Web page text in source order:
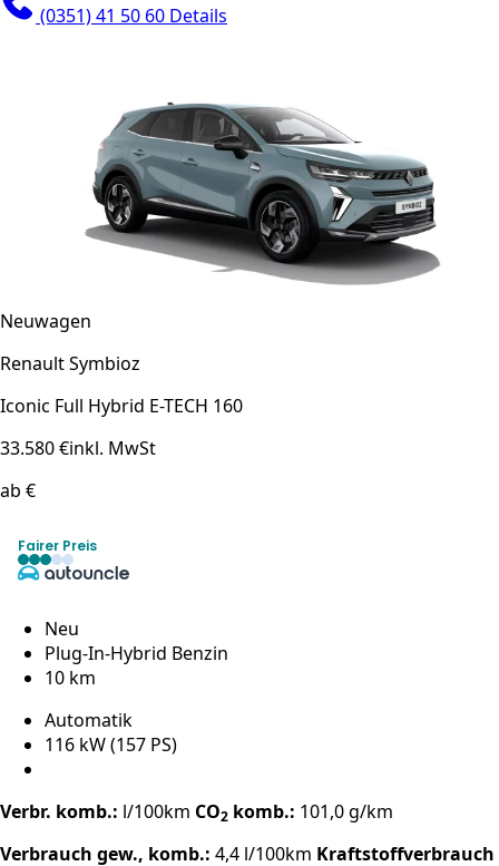
(0351) 41 50 60 Details
Neuwagen
Renault Symbioz
Iconic Full Hybrid E-TECH 160
33.580 €inkl. MwSt
ab €
Fairer Preis
Neu
Plug-In-Hybrid Benzin
10 km
Automatik
116 kW (157 PS)
Verbr. komb.: l/100km CO2 komb.: 101,0 g/km
Verbrauch gew., komb.: 4,4 l/100km Kraftstoffverbrauch